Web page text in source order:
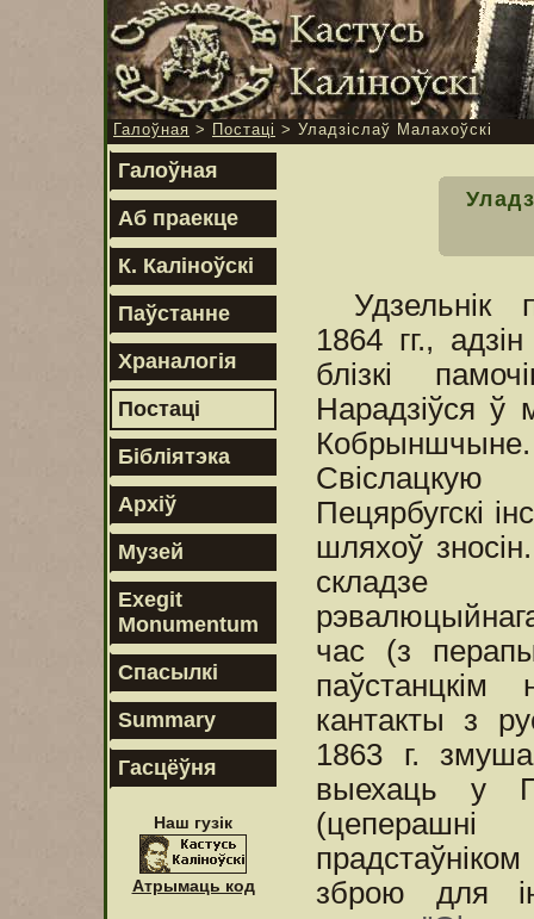
Галоўная > Постаці > Уладзіслаў Малахоўскі
Галоўная
Аб праекце
К. Каліноўскі
Паўстанне
Храналогія
Постаці
Бібліятэка
Архіў
Музей
Exegit
Monumentum
Спасылкі
Summary
Гасцёўня
Наш гузік
Атрымаць код
Удзельнік
1864 гг., адзін
блізкі
Нарадзіўся ў
Пецярбугскі
шляхоў
складзе
час (з
паўстанцкім
кантакты з
1863 г.
выехаць у
зброю для